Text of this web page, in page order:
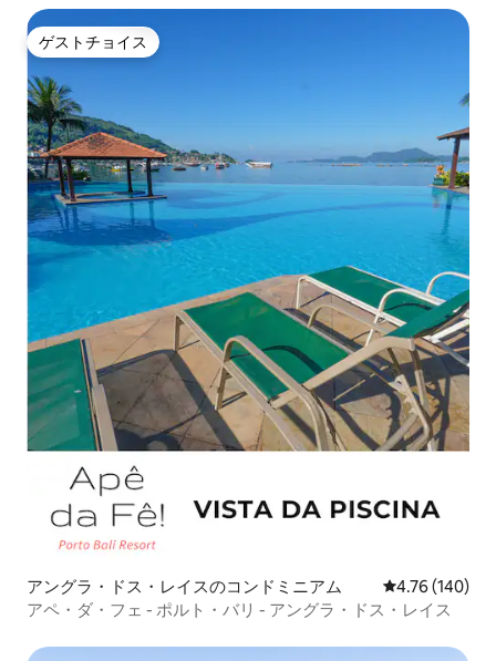
ゲストチョイス
ゲストチョイス
アングラ・ドス・レイスのコンドミニアム レビュー140
4.76 (140)
アペ・ダ・フェ - ポルト・バリ - アングラ・ドス・レイス